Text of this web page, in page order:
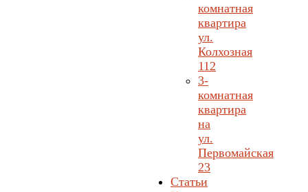
комнатная
квартира
ул.
Колхозная
112
3-
комнатная
квартира
на
ул.
Первомайская
23
Статьи